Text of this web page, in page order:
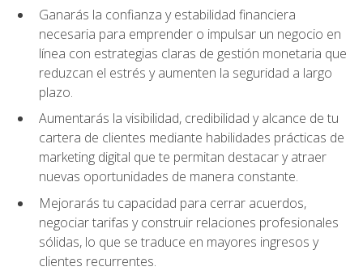
Ganarás la confianza y estabilidad financiera
necesaria para emprender o impulsar un negocio en
línea con estrategias claras de gestión monetaria que
reduzcan el estrés y aumenten la seguridad a largo
plazo.
Aumentarás la visibilidad, credibilidad y alcance de tu
cartera de clientes mediante habilidades prácticas de
marketing digital que te permitan destacar y atraer
nuevas oportunidades de manera constante.
Mejorarás tu capacidad para cerrar acuerdos,
negociar tarifas y construir relaciones profesionales
sólidas, lo que se traduce en mayores ingresos y
clientes recurrentes.